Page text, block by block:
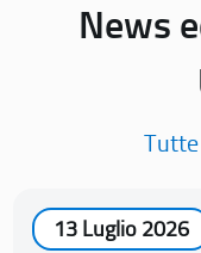
News
Tutte
13 Luglio 2026